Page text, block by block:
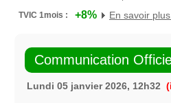
TVIC 1mois :
+8% En savoir
Communication
Lundi 05 janvier 2026, 12h32